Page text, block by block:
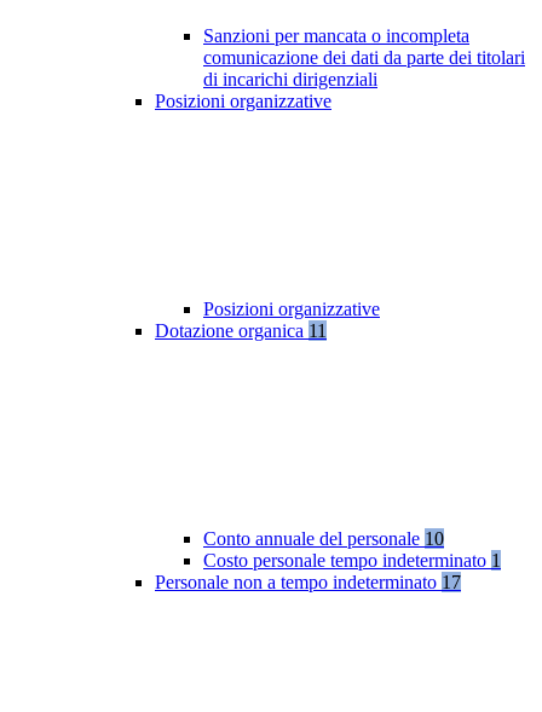
Sanzioni per mancata o incompleta
comunicazione dei dati da parte dei titolari
di incarichi dirigenziali
Posizioni organizzative
Posizioni organizzative
Dotazione organica 11
Conto annuale del personale 10
Costo personale tempo indeterminato 1
Personale non a tempo indeterminato 17